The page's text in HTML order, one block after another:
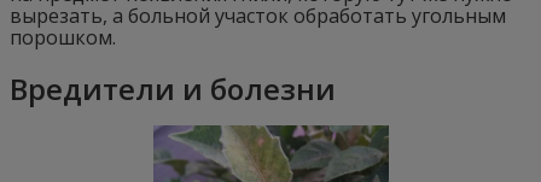
вырезать, а больной участок обработать угольным
порошком.
Вредители и болезни